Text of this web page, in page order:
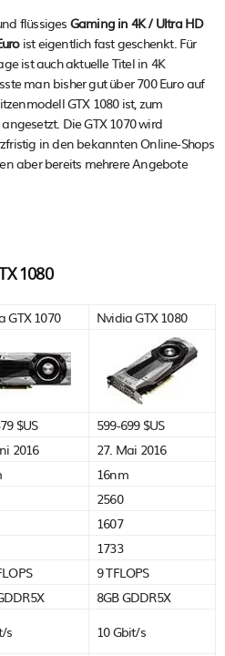
flüssiges Gaming in 4K / Ultra HD
ist eigentlich fast geschenkt. Für
ist auch aktuelle Titel in 4K
man bisher gut über 700 Euro auf
GTX 1080 ist, zum
Die GTX 1070 wird
in den bekannten Online-Shops
aber bereits mehrere Angebote
1080
GTX 1070 Nvidia GTX 1080
$US
599-699 $US
2016
27. Mai 2016
16nm
2560
1607
1733
9 TFLOPS
8GB GDDR5X
s
10 Gbit/s